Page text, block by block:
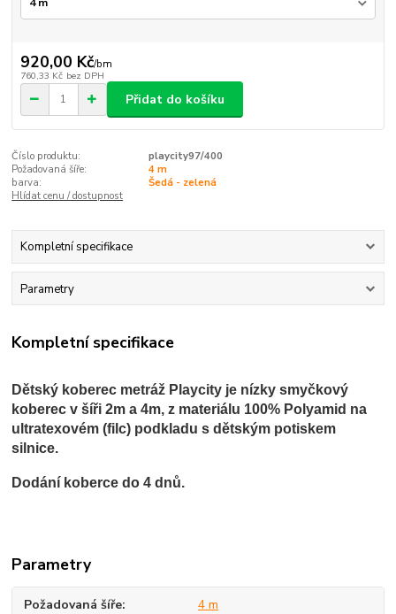
920,00 Kč/bm
760,33 Kč bez DPH
Přidat do košíku
Číslo produktu:
playcity97/400
Požadovaná šíře:
4 m
barva:
Šedá - zelená
Hlídat cenu / dostupnost
Kompletní specifikace
Parametry
Kompletní specifikace
Dětský koberec metráž Playcity je nízky smyčkový
koberec v šíři 2m a 4m, z materiálu 100% Polyamid na
ultratexovém (filc) podkladu s dětským potiskem
silnice.
Dodání koberce do 4 dnů.
Parametry
Požadovaná šíře 4 m